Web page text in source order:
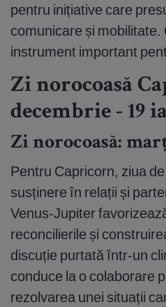
pentru inițiative care
comunicare și
instrument important
Zi norocoasă
decembrie - 19
Zi norocoasă:
Pentru Capricorn, ziua
susținere în relații și
Venus-Jupiter
reconcilierile și
discuție purtată într-un
conduce la o colaborare
rezolvarea unei situații